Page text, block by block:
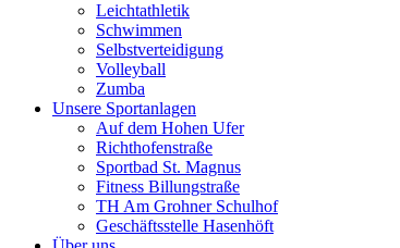
Leichtathletik
Schwimmen
Selbstverteidigung
Volleyball
Zumba
Unsere Sportanlagen
Auf dem Hohen Ufer
Richthofenstraße
Sportbad St. Magnus
Fitness Billungstraße
TH Am Grohner Schulhof
Geschäftsstelle Hasenhöft